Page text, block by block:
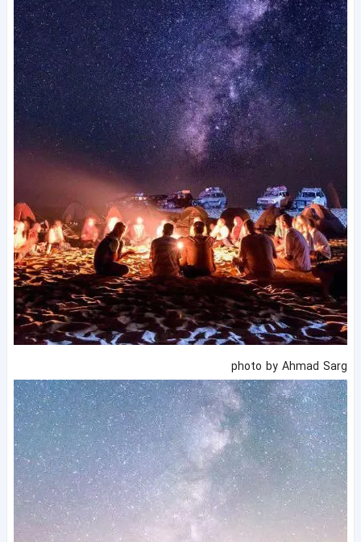
photo by Ahmad Sarg